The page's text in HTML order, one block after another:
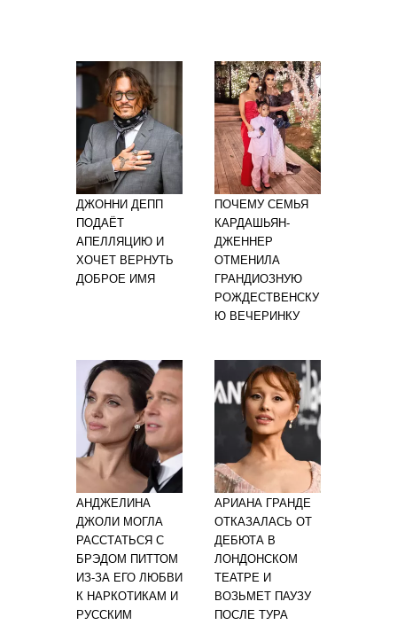
ДЖОННИ ДЕПП
ПОДАЁТ
АПЕЛЛЯЦИЮ И
ХОЧЕТ ВЕРНУТЬ
ДОБРОЕ ИМЯ
ПОЧЕМУ СЕМЬЯ
КАРДАШЬЯН-
ДЖЕННЕР
ОТМЕНИЛА
ГРАНДИОЗНУЮ
РОЖДЕСТВЕНСКУ
Ю ВЕЧЕРИНКУ
АНДЖЕЛИНА
ДЖОЛИ МОГЛА
РАССТАТЬСЯ С
БРЭДОМ ПИТТОМ
ИЗ-ЗА ЕГО ЛЮБВИ
К НАРКОТИКАМ И
РУССКИМ
АРИАНА ГРАНДЕ
ОТКАЗАЛАСЬ ОТ
ДЕБЮТА В
ЛОНДОНСКОМ
ТЕАТРЕ И
ВОЗЬМЕТ ПАУЗУ
ПОСЛЕ ТУРА